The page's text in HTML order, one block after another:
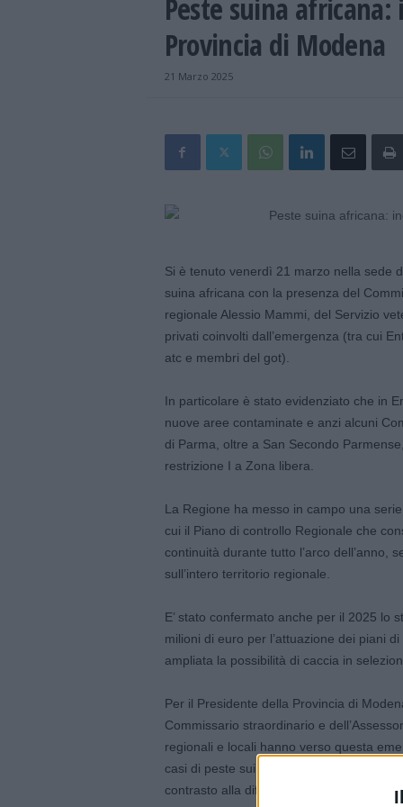
Peste suina
Provincia di Modena
21 Marzo 2025
Si è tenuto venerdì 21 marzo nella sede
suina africana con la presenza del
regionale Alessio Mammi, del Servizio
privati coinvolti dall’emergenza (tra cui
atc e membri del got).
In particolare è stato evidenziato che in
nuove aree contaminate e anzi alcuni
di Parma, oltre a San Secondo
restrizione I a Zona libera.
La Regione ha messo in campo una
cui il Piano di controllo Regionale che
continuità durante tutto l’arco dell’anno,
sull’intero territorio regionale.
E’ stato confermato anche per il 2025 lo
milioni di euro per l’attuazione dei piani
ampliata la possibilità di caccia in
Per il Presidente della Provincia di
Commissario straordinario e
regionali e locali hanno verso questa
casi di peste suina e proprio per questo
contrasto alla diffusione del virus, così